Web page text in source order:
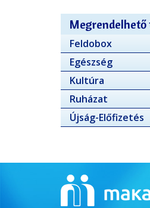
Megrendelhető
Feldobox
Egészség
Kultúra
Ruházat
Újság-Előfizetés